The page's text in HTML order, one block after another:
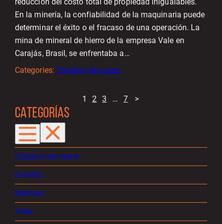
CATEGORÍAS
Estudios de casos
Eventos
Noticias
Todo
En la minería, la confiabilidad de la maquinaria puede
determinar el éxito o el fracaso de una operación. La
mina de mineral de hierro de la empresa Vale en
Carajás, Brasil, se enfrentaba a…
Categories: Estudios de casos
1 2 3 … 7 >